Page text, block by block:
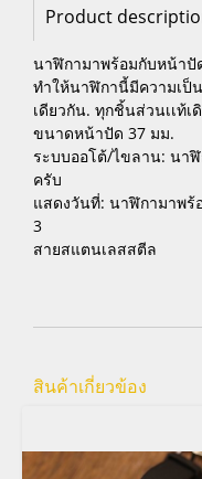
Product
นาฬิกามาพร้อมกับหน้าปั
ทำให้นาฬิกานี้มีความเป็
เดียวกัน. ทุกชิ้นส่วนเเท้เ
ขนาดหน้าปัด 37 มม.
ระบบออโต้/ไขลาน: นา
ครับ
แสดงวันที่: นาฬิกามาพร้
3
สายสแตนเลสสตีล
สินค้าเกี่ยวข้อง